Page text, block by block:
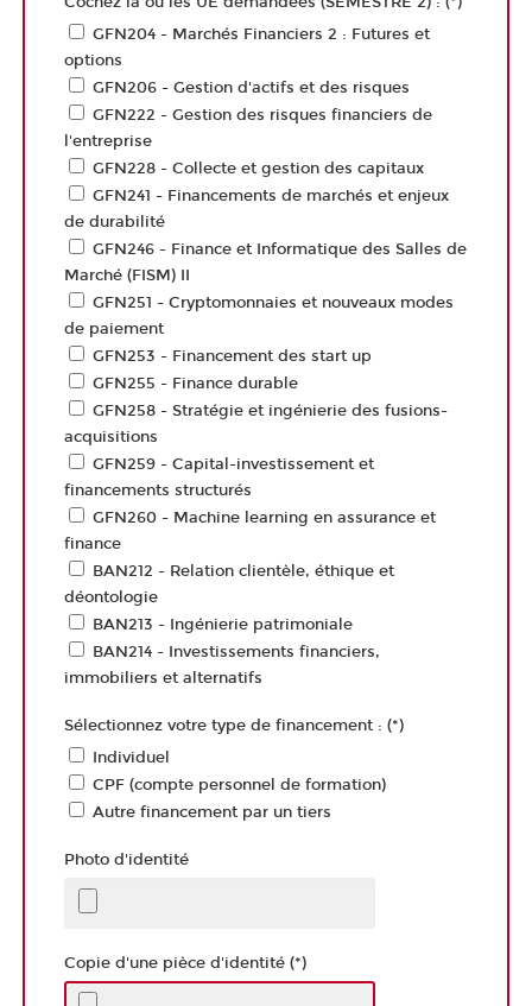
GFN204 - Marchés Financiers 2 : Futures et
options
GFN206 - Gestion d'actifs et des risques
GFN222 - Gestion des risques financiers de
l'entreprise
GFN228 - Collecte et gestion des capitaux
GFN241 - Financements de marchés et enjeux
de durabilité
GFN246 - Finance et Informatique des Salles de
Marché (FISM) II
GFN251 - Cryptomonnaies et nouveaux modes
de paiement
GFN253 - Financement des start up
GFN255 - Finance durable
GFN258 - Stratégie et ingénierie des fusions-
acquisitions
GFN259 - Capital-investissement et
financements structurés
GFN260 - Machine learning en assurance et
finance
BAN212 - Relation clientèle, éthique et
déontologie
BAN213 - Ingénierie patrimoniale
BAN214 - Investissements financiers,
immobiliers et alternatifs
Sélectionnez votre type de financement : (*)
Individuel
CPF (compte personnel de formation)
Autre financement par un tiers
Photo d'identité
Copie d'une pièce d'identité (*)